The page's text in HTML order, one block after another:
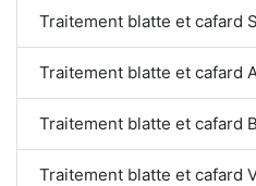
Traitement blatte et cafard
Traitement blatte et cafard
Traitement blatte et cafard
Traitement blatte et cafard